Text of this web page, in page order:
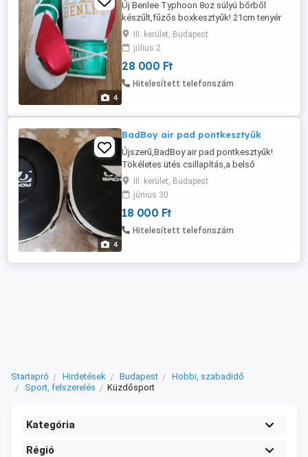
4
Új Benlee Typhoon 8oz súlyú bőrből
készűlt,fűzős boxkesztyűk! 21cm tenyér
körméret allattiaknak,kisebb kezűeknek
ideális! Felpróbáhatóak,ezért inkább
személyes átvétel!
III. kerület, Budapest
július 2
28 000 Ft
Hitelesített telefonszám
4
BadBoy air pad pontkesztyűk
Újszerű,BadBoy air pad pontkesztyűk!
Tökéletes ütés csillapítás,a belső
légkamrának köszönhetően,ez nem olyan
mint egy átlagos potkesztyű!
III. kerület, Budapest
június 30
18 000 Ft
Hitelesített telefonszám
Startapró Hirdetések Budapest
Hobbi, szabadidő
Sport, felszerelés
Küzdősport
Kategória
Régió